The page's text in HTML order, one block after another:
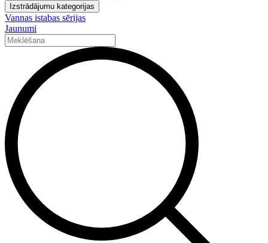
Izstrādājumu kategorijas
Vannas istabas sērijas
Jaunumi